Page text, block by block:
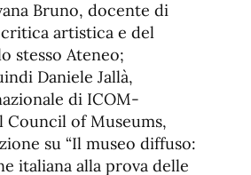
Bruno, docente di
artistica e del
stesso Ateneo;
Daniele Jallà,
di ICOM-
Council of Museums,
su “Il museo diffuso:
italiana alla prova delle